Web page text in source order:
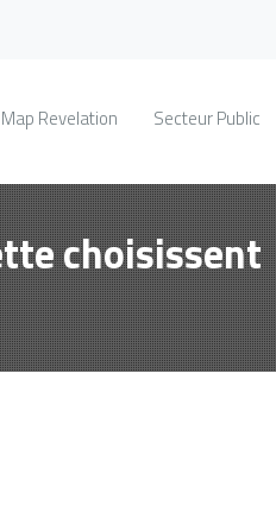
Map Revelation Secteur Public
choisissent